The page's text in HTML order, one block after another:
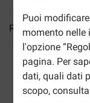
Puoi
momento nelle
l'opzione
pagina. Per
dati, quali dati
scopo,
Reviews